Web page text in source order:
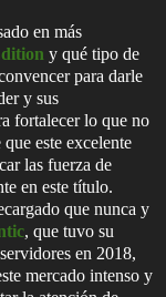
en más
y qué tipo de
para darle
y sus
fortalecer lo que no
este excelente
las fuerza de
en este título.
que nunca y
, que tuvo su
en 2018,
mercado intenso y